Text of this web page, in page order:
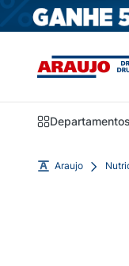
Departamentos
Araujo